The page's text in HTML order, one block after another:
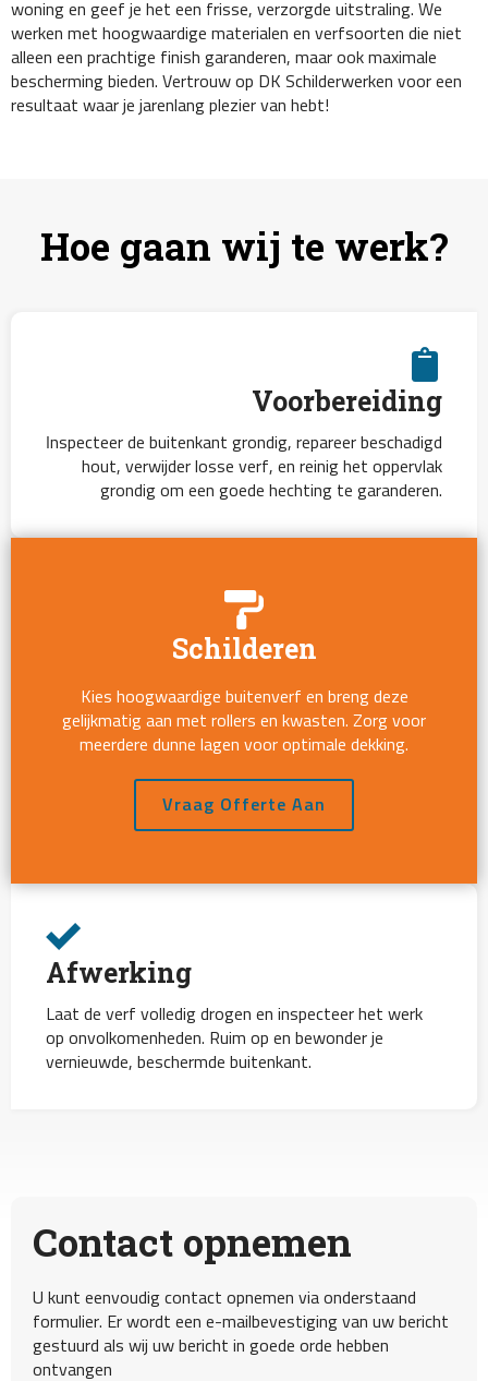
woning en geef je het een frisse, verzorgde uitstraling. We
werken met hoogwaardige materialen en verfsoorten die niet
alleen een prachtige finish garanderen, maar ook maximale
bescherming bieden. Vertrouw op DK Schilderwerken voor een
resultaat waar je jarenlang plezier van hebt!
Hoe gaan wij te werk?
Voorbereiding
Inspecteer de buitenkant grondig, repareer beschadigd
hout, verwijder losse verf, en reinig het oppervlak
grondig om een goede hechting te garanderen.
Schilderen
Kies hoogwaardige buitenverf en breng deze
gelijkmatig aan met rollers en kwasten. Zorg voor
meerdere dunne lagen voor optimale dekking.
Vraag Offerte Aan
Afwerking
Laat de verf volledig drogen en inspecteer het werk
op onvolkomenheden. Ruim op en bewonder je
vernieuwde, beschermde buitenkant.
Contact opnemen
U kunt eenvoudig contact opnemen via onderstaand
formulier. Er wordt een e-mailbevestiging van uw bericht
gestuurd als wij uw bericht in goede orde hebben
ontvangen